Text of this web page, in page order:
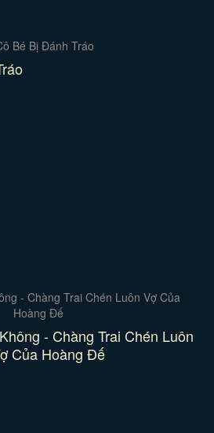
- Chàng Trai Chén Luôn
Của Hoàng Đế